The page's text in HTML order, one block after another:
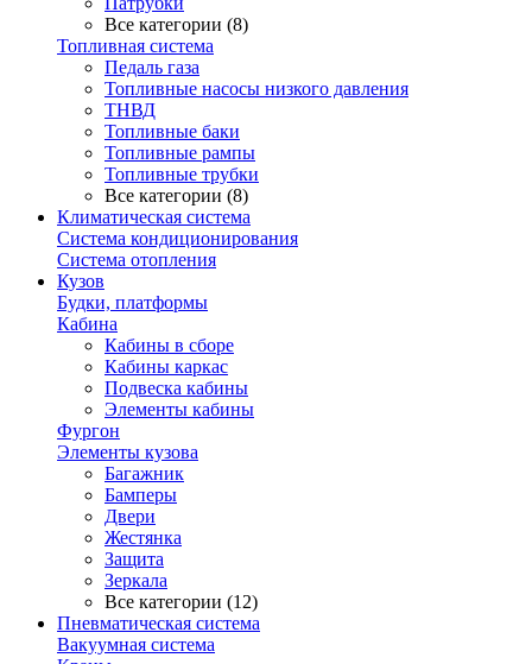
Все категории (8)
Топливная система
Педаль газа
Топливные насосы низкого давления
ТНВД
Топливные баки
Топливные рампы
Топливные трубки
Все категории (8)
Климатическая система
Система кондиционирования
Система отопления
Кузов
Будки, платформы
Кабина
Кабины в сборе
Кабины каркас
Подвеска кабины
Элементы кабины
Фургон
Элементы кузова
Багажник
Бамперы
Двери
Жестянка
Защита
Зеркала
Все категории (12)
Пневматическая система
Вакуумная система